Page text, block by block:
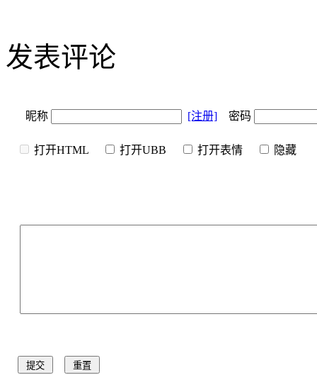
发表评论
昵称 [注册] 密码
打开HTML 打开UBB 打开表情 隐